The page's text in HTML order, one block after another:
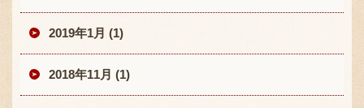
2019年1月 (1)
2018年11月 (1)